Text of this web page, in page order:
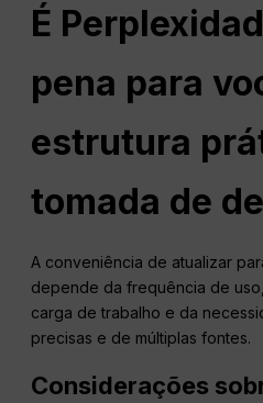
É
pena para
estrutura
tomada de
A conveniência de atualizar
depende da frequência de
carga de trabalho e da
precisas e de múltiplas fontes.
Considerações